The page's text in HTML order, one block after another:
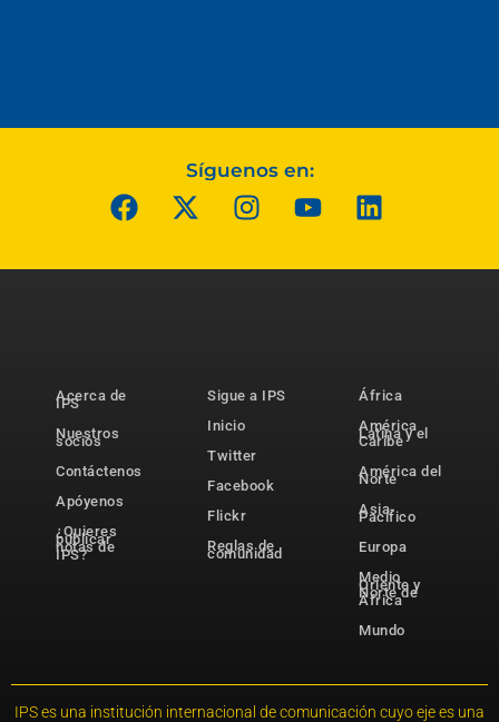
Síguenos en:
Acerca de
IPS
Nuestros
socios
Contáctenos
Apóyenos
¿Quieres
publicar
notas de
IPS?
Sigue a IPS
Inicio
Twitter
Facebook
Flickr
Reglas de
comunidad
África
América
Latina y el
Caribe
América del
Norte
Asia-
Pacífico
Europa
Medio
Oriente y
Norte de
África
Mundo
IPS es una institución internacional de comunicación cuyo eje es una